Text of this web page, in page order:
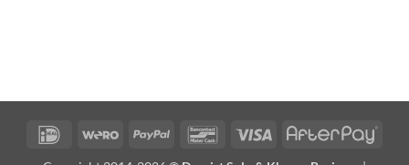
IDeal Wero PayPal BancontactVisa